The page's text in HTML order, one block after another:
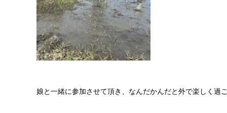
娘と一緒に参加させて頂き、なんだかんだと外で楽しく過